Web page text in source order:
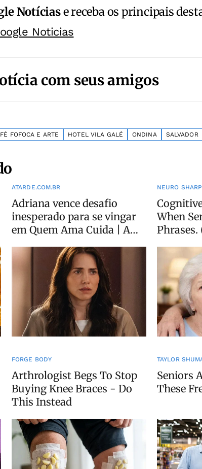
Notíciase receba os principais
Noticias
com seus amigos
FOFOCA E ARTE HOTEL VILA GALÉ ONDINA SALVADOR